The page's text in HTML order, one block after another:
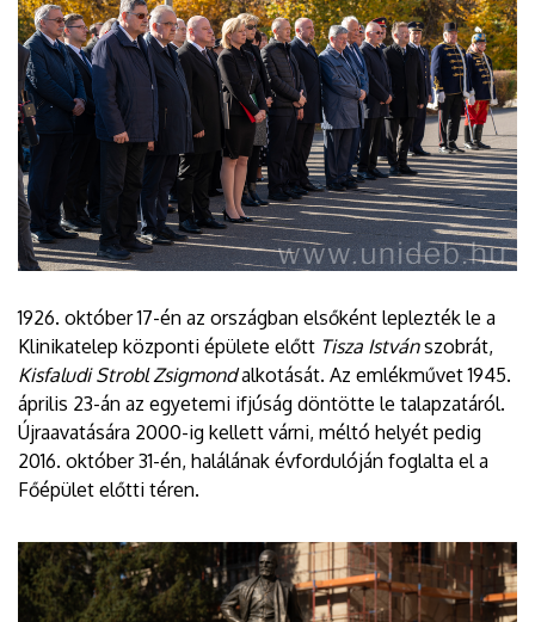
1926. október 17-én az országban elsőként leplezték le a
Klinikatelep központi épülete előtt Tisza Istvánszobrát,
Kisfaludi Strobl Zsigmondalkotását. Az emlékművet 1945.
április 23-án az egyetemi ifjúság döntötte le talapzatáról.
Újraavatására 2000-ig kellett várni, méltó helyét pedig
2016. október 31-én, halálának évfordulóján foglalta el a
Főépület előtti téren.